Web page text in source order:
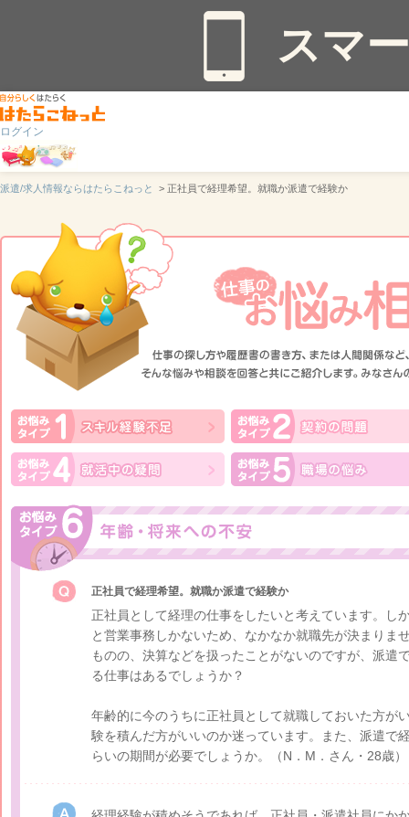
スマ
ログイン
派遣/求人情報ならはたらこねっと > 正社員で経理希望。就職か派遣で経験か
正社員で経理希望。就職か派遣で経験か
正社員として経理の仕事をしたいと考えています。し
と営業事務しかないため、なかなか就職先が決まりま
ものの、決算などを扱ったことがないのですが、派遣
る仕事はあるでしょうか？
年齢的に今のうちに正社員として就職しておいた方が
験を積んだ方がいいのか迷っています。また、派遣で
らいの期間が必要でしょうか。
（N．M．さん・28歳）